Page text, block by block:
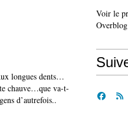
longues dents…
chauve…que va-t-
d’autrefois..
Voir le
Overblog